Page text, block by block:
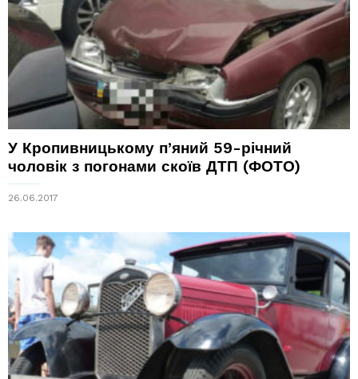
У Кропивницькому п’яний 59-річний
чоловік з погонами скоїв ДТП (ФОТО)
26.06.2017